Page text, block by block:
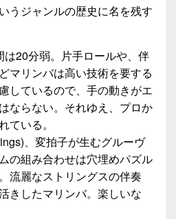
うジャンルの歴史に名を残す
20分弱。片手ロールや、伴
マリンバは高い技術を要する
しているので、手の動きがエ
ならない。それゆえ、プロか
ている。
、変拍子が生むグルーヴ
の組み合わせは穴埋めパズル
流麗なストリングスの伴奏
きしたマリンバ。楽しいな